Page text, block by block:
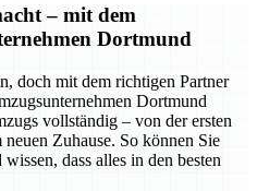
– mit dem
Dortmund
doch mit dem richtigen Partner
Dortmund
vollständig – von der ersten
Zuhause. So können Sie
dass alles in den besten